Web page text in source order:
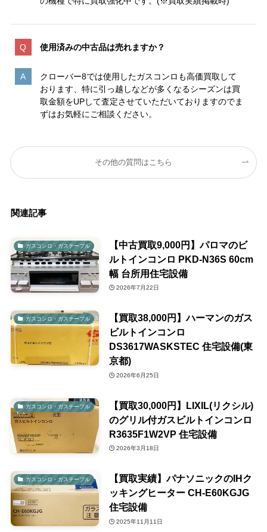
使用済みの中古品は売れますか？
クローバー8では使用したガスコンロも高価買取して
おります、特に引っ越しなどが多くなるシーズンは買
取金額をUPして査定させていただいておりますのでま
ずはお気軽にご相談ください。
その他の質問はこちら
関連記事
ガスコンロ・ガステーブル
【中古買取9,000円】パロマのビ
ルトインコンロ PKD-N36S 60cm
幅 台所用住宅設備
2026年7月22日
ガスコンロ・ガステーブル
【買取38,000円】ハーマンのガス
ビルトインコンロ
DS3617WASKSTEC 住宅設備(東
京都)
2026年6月25日
ガスコンロ・ガステーブル
【買取30,000円】LIXIL(リクシル)
のグリル付ガスビルトインコンロ
R3635F1W2VP 住宅設備
2026年3月18日
ガスコンロ・ガステーブル
【買取実績】パナソニックのIHク
ッキングヒーター CH-E60KGJG
住宅設備
2025年11月11日